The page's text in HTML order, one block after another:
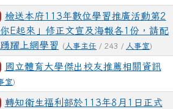
檢送本府113年數位學習推廣活動第2
E起來」修正文宣及海報各1份，請配
躍上網學習
( 人事主任 / 243 / 人事室)
國立體育大學傑出校友推薦相關資訊
室)
轉知衛生福利部於113年8月1日正式